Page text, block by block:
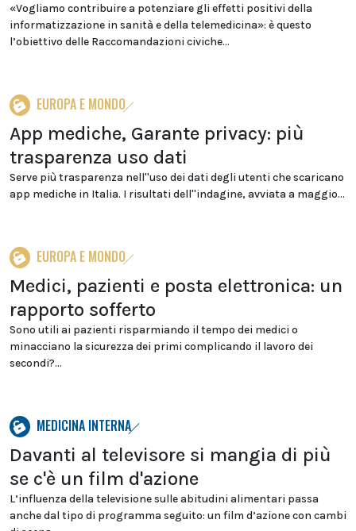
«Vogliamo contribuire a potenziare gli effetti positivi della
informatizzazione in sanità e della telemedicina»: è questo
l’obiettivo delle Raccomandazioni civiche...
EUROPA E MONDO
App mediche, Garante privacy: più
trasparenza uso dati
Serve più trasparenza nell''uso dei dati degli utenti che scaricano
app mediche in Italia. I risultati dell''indagine, avviata a maggio...
EUROPA E MONDO
Medici, pazienti e posta elettronica: un
rapporto sofferto
Sono utili ai pazienti risparmiando il tempo dei medici o
minacciano la sicurezza dei primi complicando il lavoro dei
secondi?...
MEDICINA INTERNA
Davanti al televisore si mangia di più
se c'è un film d'azione
L’influenza della televisione sulle abitudini alimentari passa
anche dal tipo di programma seguito: un film d’azione con cambi